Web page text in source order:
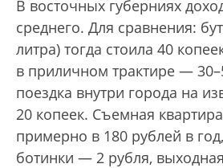
В восточных губерниях
среднего. Для сравнения:
литра) тогда стоила 40
в приличном трактире —
поездка внутри города на
20 копеек. Съемная
примерно в 180 рублей в
ботинки — 2 рубля,